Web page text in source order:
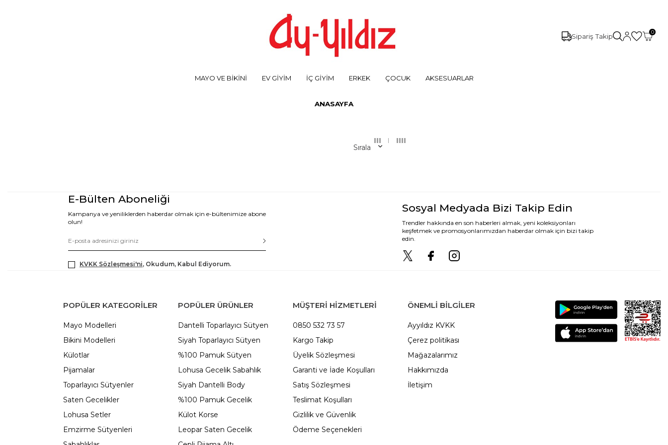
Sipariş Takip
0
MAYO VE BİKİNİ EV GİYİM İÇ GİYİM ERKEK ÇOCUK AKSESUARLAR
ANASAYFA
Sırala
E-Bülten Aboneliği
Kampanya ve yeniliklerden haberdar olmak için e-bültenimize abone
olun!
KVKK Sözleşmesi'ni, Okudum, Kabul Ediyorum.
Sosyal Medyada Bizi Takip Edin
Trendler hakkında en son haberleri almak, yeni koleksiyonları
keşfetmek ve promosyonlarımızdan haberdar olmak için bizi takip
edin.
POPÜLER KATEGORILER
Mayo Modelleri
Bikini Modelleri
Külotlar
Pijamalar
Toparlayıcı Sütyenler
Saten Gecelikler
Lohusa Setler
Emzirme Sütyenleri
POPÜLER ÜRÜNLER
Dantelli Toparlayıcı Sütyen
Siyah Toparlayıcı Sütyen
%100 Pamuk Sütyen
Lohusa Gecelik Sabahlık
Siyah Dantelli Body
%100 Pamuk Gecelik
Külot Korse
Leopar Saten Gecelik
MÜŞTERİ HİZMETLERİ
0850 532 73 57
Kargo Takip
Üyelik Sözleşmesi
Garanti ve İade Koşulları
Satış Sözleşmesi
Teslimat Koşulları
Gizlilik ve Güvenlik
Ödeme Seçenekleri
ÖNEMLI BILGILER
Ayyıldız KVKK
Çerez politikası
Mağazalarımız
Hakkımızda
İletişim